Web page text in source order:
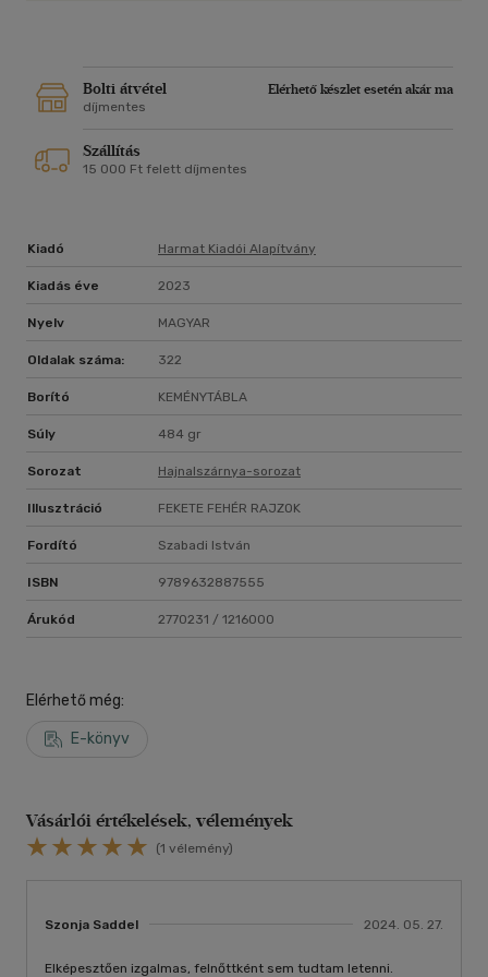
Bolti átvétel
Elérhető készlet esetén akár ma
díjmentes
Szállítás
15 000 Ft felett díjmentes
Kiadó Harmat Kiadói Alapítvány
Kiadás éve 2023
Nyelv MAGYAR
Oldalak száma: 322
Borító KEMÉNYTÁBLA
Súly 484 gr
Sorozat Hajnalszárnya-sorozat
Illusztráció FEKETE FEHÉR RAJZOK
Fordító Szabadi István
ISBN 9789632887555
Árukód 2770231 / 1216000
Elérhető még:
E-könyv
Vásárlói értékelések, vélemények
(1 vélemény)
Szonja Saddel 2024. 05. 27.
Elképesztően izgalmas, felnőttként sem tudtam letenni.